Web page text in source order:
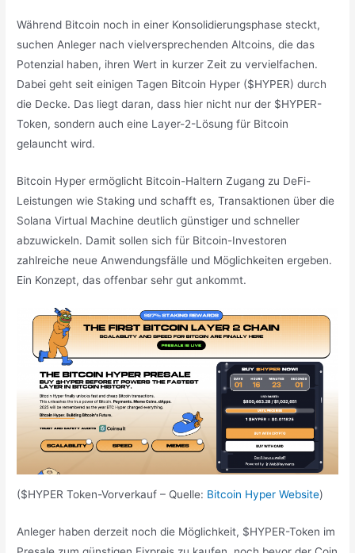
Während Bitcoin noch in einer Konsolidierungsphase steckt,
suchen Anleger nach vielversprechenden Altcoins, die das
Potenzial haben, ihren Wert in kurzer Zeit zu vervielfachen.
Dabei geht seit einigen Tagen Bitcoin Hyper ($HYPER) durch
die Decke. Das liegt daran, dass hier nicht nur der $HYPER-
Token, sondern auch eine Layer-2-Lösung für Bitcoin
gelauncht wird.
Bitcoin Hyper ermöglicht Bitcoin-Haltern Zugang zu DeFi-
Leistungen wie Staking und schafft es, Transaktionen über die
Solana Virtual Machine deutlich günstiger und schneller
abzuwickeln. Damit sollen sich für Bitcoin-Investoren
zahlreiche neue Anwendungsfälle und Möglichkeiten ergeben.
Ein Konzept, das offenbar sehr gut ankommt.
($HYPER Token-Vorverkauf – Quelle: Bitcoin Hyper Website)
Anleger haben derzeit noch die Möglichkeit, $HYPER-Token im